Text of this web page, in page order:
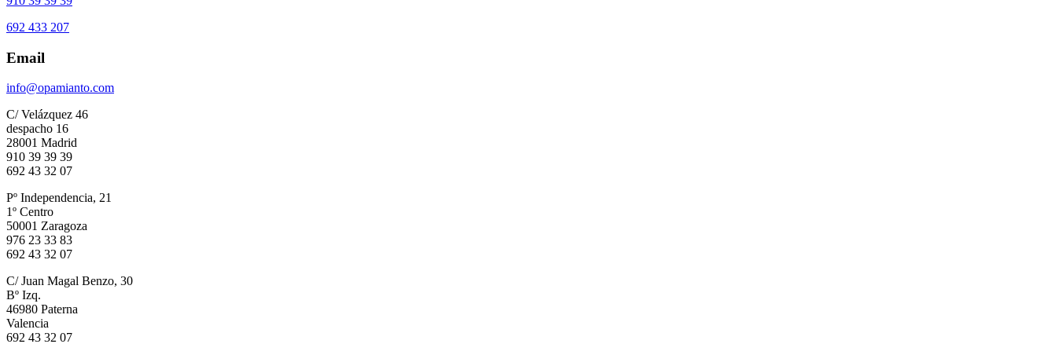
692 433 207
Email
info@opamianto.com
C/ Velázquez 46
despacho 16
28001 Madrid
910 39 39 39
692 43 32 07
Pº Independencia, 21
1º Centro
50001 Zaragoza
976 23 33 83
692 43 32 07
C/ Juan Magal Benzo, 30
Bº Izq.
46980 Paterna
Valencia
692 43 32 07